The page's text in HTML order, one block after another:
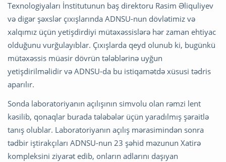
Texnologiyaları İnstitutunun baş direktoru Rasim Əliquliyev
və digər şəxslər çıxışlarında ADNSU-nun dövlətimiz və
xalqımız üçün yetişdirdiyi mütəxəssislərə hər zaman ehtiyac
olduğunu vurğulayıblar. Çıxışlarda qeyd olunub ki, bugünkü
mütəxəssis müasir dövrün tələblərinə uyğun
yetişdirilməlidir və ADNSU-da bu istiqamətdə xüsusi tədris
aparılır.
Sonda laboratoriyanın açılışının simvolu olan rəmzi lent
kəsilib, qonaqlar burada tələbələr üçün yaradılmış şəraitlə
tanış olublar. Laboratoriyanın açılış mərasimindən sonra
tədbir iştirakçıları ADNSU-nun 23 şəhid məzunun Xatirə
kompleksini ziyarət edib, onların adlarını daşıyan